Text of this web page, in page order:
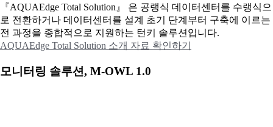
『AQUAEdge Total Solution』 은 공랭식 데이터센터를 수랭식으
로 전환하거나 데이터센터를 설계 초기 단계부터 구축에 이르는
전 과정을 종합적으로 지원하는 턴키 솔루션입니다.
AQUAEdge Total Solution 소개 자료 확인하기
모니터링 솔루션, M-OWL 1.0